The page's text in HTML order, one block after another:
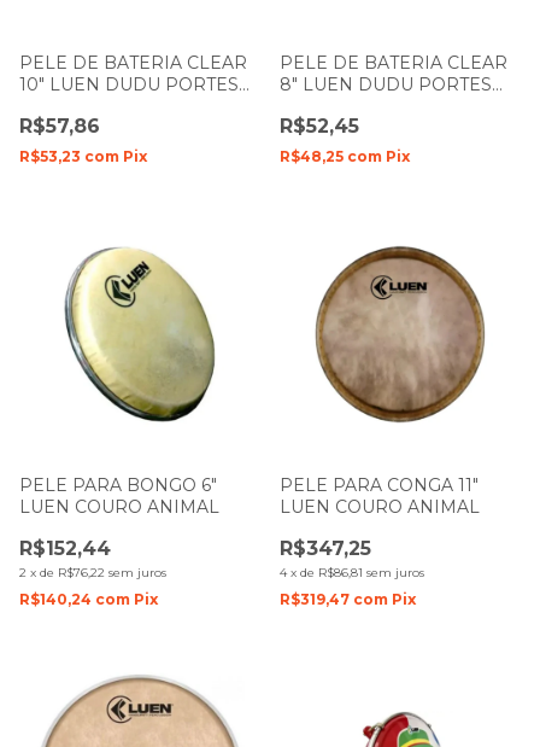
PELE DE BATERIA CLEAR
10" LUEN DUDU PORTES
R$57,86
R$53,23 com Pix
PELE DE BATERIA CLEAR
8" LUEN DUDU PORTES
R$52,45
R$48,25 com Pix
PELE PARA BONGO 6"
LUEN COURO ANIMAL
R$152,44
2 x de R$76,22 sem juros
R$140,24 com Pix
PELE PARA CONGA 11"
LUEN COURO ANIMAL
R$347,25
4 x de R$86,81 sem juros
R$319,47 com Pix